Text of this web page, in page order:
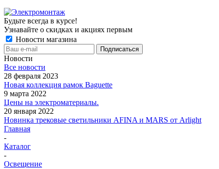
Будьте всегда в курсе!
Узнавайте о скидках и акциях первым
Новости магазина
Новости
Все новости
28 февраля 2023
Новая коллекция рамок Baguette
9 марта 2022
Цены на электроматериалы.
20 января 2022
Новинка трековые светильники AFINA и MARS от Arlight
Главная
-
Каталог
-
Освещение